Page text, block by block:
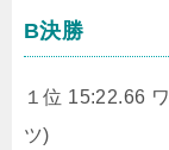
B決勝
１位 15:22.66
ツ)